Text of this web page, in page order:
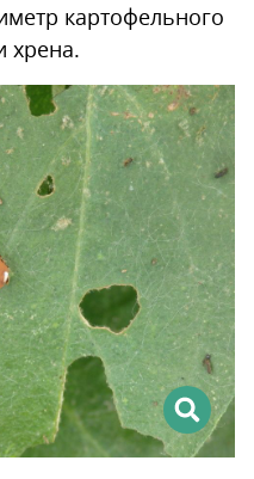
картофельного
хрена.